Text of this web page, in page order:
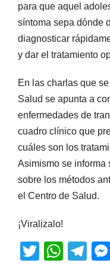
para que aquel
síntoma sepa dónde
diagnosticar
y dar el tratamiento
En las charlas que
Salud se apunta a
enfermedades de
cuadro clínico que
cuáles son los
Asimismo se informa
sobre los métodos
el Centro de Salud.
¡Viralizalo!
T
W
T